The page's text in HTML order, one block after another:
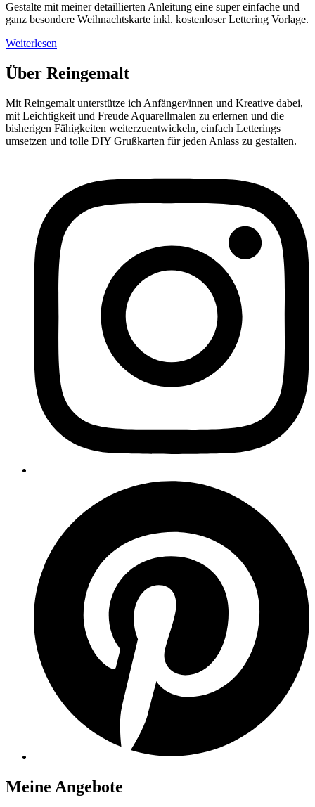
Gestalte mit meiner detaillierten Anleitung eine super einfache und
ganz besondere Weihnachtskarte inkl. kostenloser Lettering Vorlage.
Weiterlesen
gelingsichere
Weihnachtskarte
Lettering
Vorlage
Über Reingemalt
Mit Reingemalt unterstütze ich Anfänger/innen und Kreative dabei,
mit Leichtigkeit und Freude Aquarellmalen zu erlernen und die
bisherigen Fähigkeiten weiterzuentwickeln, einfach Letterings
umsetzen und tolle DIY Grußkarten für jeden Anlass zu gestalten.
Meine Angebote